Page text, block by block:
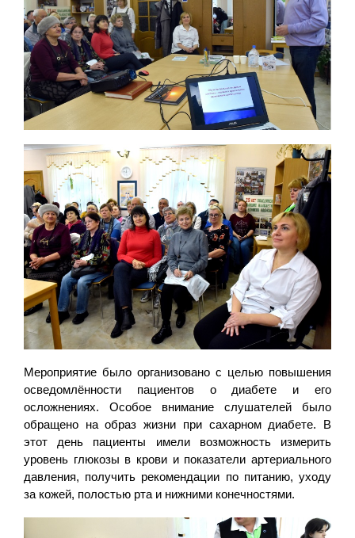
Мероприятие было организовано с целью повышения
осведомлённости пациентов о диабете и его
осложнениях. Особое внимание слушателей было
обращено на образ жизни при сахарном диабете. В
этот день пациенты имели возможность измерить
уровень глюкозы в крови и показатели артериального
давления, получить рекомендации по питанию, уходу
за кожей, полостью рта и нижними конечностями.